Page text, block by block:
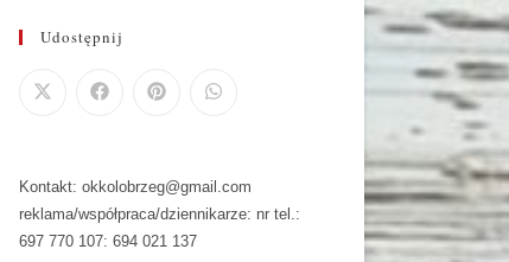
Udostępnij
Kontakt: okkolobrzeg@gmail.com
reklama/współpraca/dziennikarze: nr tel.:
697 770 107: 694 021 137